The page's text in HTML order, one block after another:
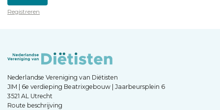
Registreren
Nederlandse Vereniging van Diëtisten
JIM | 6e verdieping Beatrixgebouw | Jaarbeursplein 6
3521 AL Utrecht
Route beschrijving